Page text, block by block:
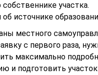
участка.
источнике
местного
с первого раза,
максимально
и подготовить участок